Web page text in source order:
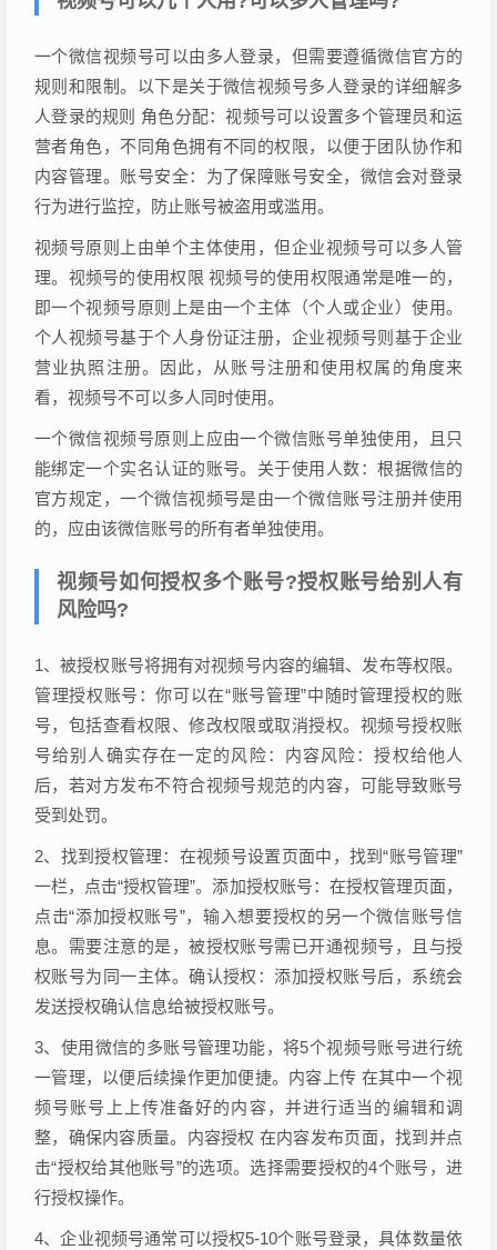
一个微信视频号可以由多人登录，但需要遵循微信官方的
规则和限制。以下是关于微信视频号多人登录的详细解多
人登录的规则 角色分配：视频号可以设置多个管理员和运
营者角色，不同角色拥有不同的权限，以便于团队协作和
内容管理。账号安全：为了保障账号安全，微信会对登录
行为进行监控，防止账号被盗用或滥用。
视频号原则上由单个主体使用，但企业视频号可以多人管
理。视频号的使用权限 视频号的使用权限通常是唯一的，
即一个视频号原则上是由一个主体（个人或企业）使用。
个人视频号基于个人身份证注册，企业视频号则基于企业
营业执照注册。因此，从账号注册和使用权属的角度来
看，视频号不可以多人同时使用。
一个微信视频号原则上应由一个微信账号单独使用，且只
能绑定一个实名认证的账号。关于使用人数：根据微信的
官方规定，一个微信视频号是由一个微信账号注册并使用
的，应由该微信账号的所有者单独使用。
视频号如何授权多个账号?授权账号给别人有
风险吗?
1、被授权账号将拥有对视频号内容的编辑、发布等权限。
管理授权账号：你可以在“账号管理”中随时管理授权的账
号，包括查看权限、修改权限或取消授权。视频号授权账
号给别人确实存在一定的风险：内容风险：授权给他人
后，若对方发布不符合视频号规范的内容，可能导致账号
受到处罚。
2、找到授权管理：在视频号设置页面中，找到“账号管理”
一栏，点击“授权管理”。添加授权账号：在授权管理页面，
点击“添加授权账号”，输入想要授权的另一个微信账号信
息。需要注意的是，被授权账号需已开通视频号，且与授
权账号为同一主体。确认授权：添加授权账号后，系统会
发送授权确认信息给被授权账号。
3、使用微信的多账号管理功能，将5个视频号账号进行统
一管理，以便后续操作更加便捷。内容上传 在其中一个视
频号账号上上传准备好的内容，并进行适当的编辑和调
整，确保内容质量。内容授权 在内容发布页面，找到并点
击“授权给其他账号”的选项。选择需要授权的4个账号，进
行授权操作。
4、企业视频号通常可以授权5-10个账号登录，具体数量依